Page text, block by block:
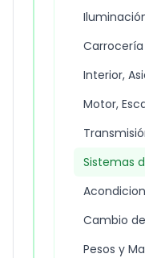
Interior,
Motor,
Sistemas
Cambio
Pesos y